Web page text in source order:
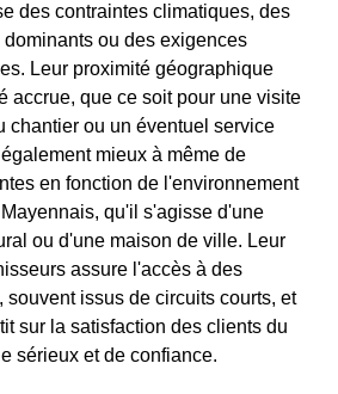
des contraintes climatiques, des
ou des exigences
Leur proximité géographique
accrue, que ce soit pour une visite
chantier ou un éventuel service
mieux à même de
en fonction de l'environnement
qu'il s'agisse d'une
ou d'une maison de ville. Leur
assure l'accès à des
souvent issus de circuits courts, et
sur la satisfaction des clients du
sérieux et de confiance.